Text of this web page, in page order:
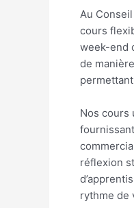
Au
cours
week-end
de
Nos cours
réflexion
rythme de